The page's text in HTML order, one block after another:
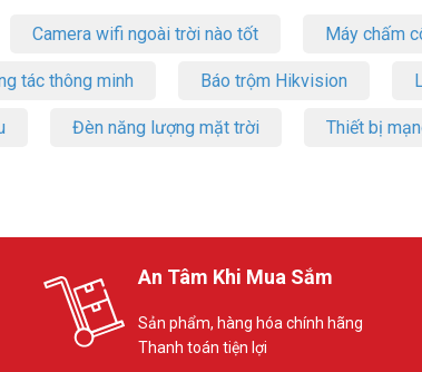
Camera wifi ngoài trời nào tốt Máy chấm
tác thông minh Báo trộm Hikvision
Đèn năng lượng mặt trời Thiết bị
An Tâm Khi Mua Sắm
Sản phẩm, hàng hóa chính hãng
Thanh toán tiện lợi